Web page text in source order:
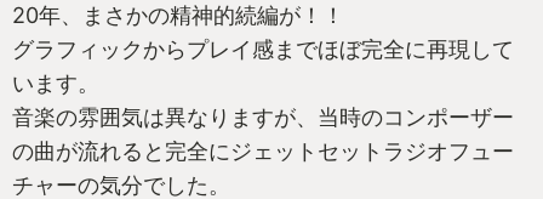
20年、まさかの精神的続編が！！
グラフィックからプレイ感までほぼ完全に再現して
います。
音楽の雰囲気は異なりますが、当時のコンポーザー
の曲が流れると完全にジェットセットラジオフュー
チャーの気分でした。